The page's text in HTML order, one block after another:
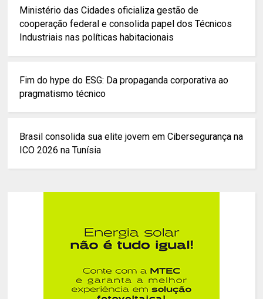
Ministério das Cidades oficializa gestão de
cooperação federal e consolida papel dos Técnicos
Industriais nas políticas habitacionais
Fim do hype do ESG: Da propaganda corporativa ao
pragmatismo técnico
Brasil consolida sua elite jovem em Cibersegurança na
ICO 2026 na Tunísia